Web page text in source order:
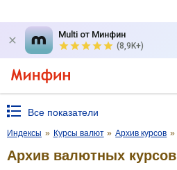
Multi от Минфин
(8,9K+)
Все показатели
Индексы » Курсы валют » Архив курсов »
Архив валютных курсов